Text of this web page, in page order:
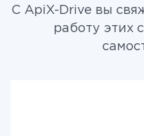
С ApiX-Drive вы
работу этих